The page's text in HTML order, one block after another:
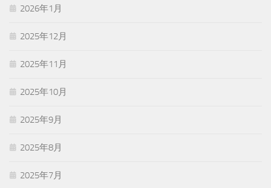
2026年1月
2025年12月
2025年11月
2025年10月
2025年9月
2025年8月
2025年7月